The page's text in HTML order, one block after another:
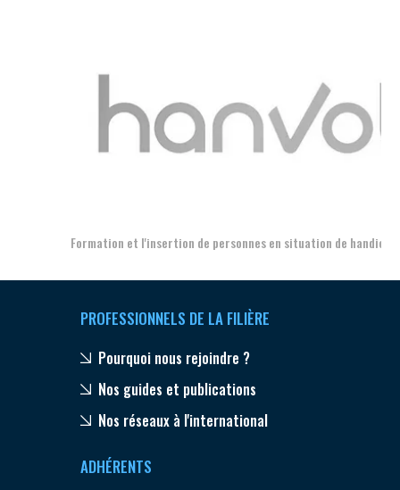
Formation et l'insertion de personnes en situation de handicap
PROFESSIONNELS DE LA FILIÈRE
Pourquoi nous rejoindre ?
Nos guides et publications
Nos réseaux à l'international
ADHÉRENTS